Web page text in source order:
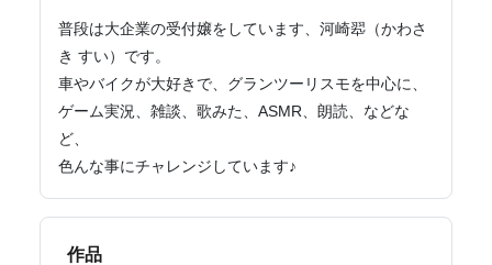
普段は大企業の受付嬢をしています、河崎翆（かわさ
き すい）です。
車やバイクが大好きで、グランツーリスモを中心に、
ゲーム実況、雑談、歌みた、ASMR、朗読、などな
ど、
色んな事にチャレンジしています♪
作品